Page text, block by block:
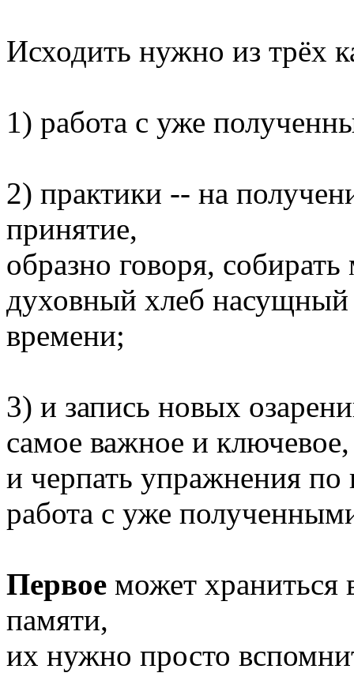
Исходить нужно из трёх
1) работа с уже
2) практики -- на
принятие,
образно говоря,
духовный хлеб
времени;
3) и запись новых
самое важное и
и черпать упражнения по
работа с уже
Первое может храниться
памяти,
их нужно просто